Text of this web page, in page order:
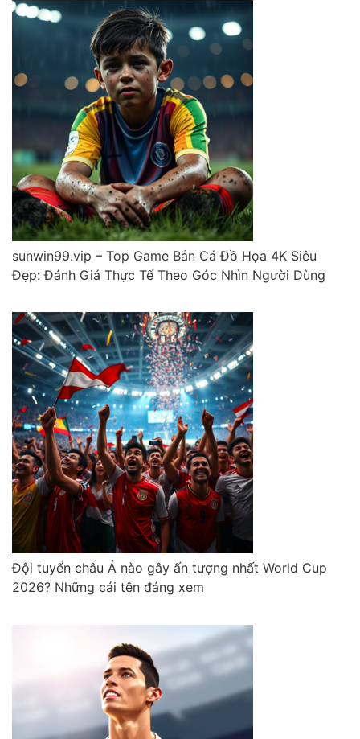
sunwin99.vip – Top Game Bắn Cá Đồ Họa 4K Siêu
Đẹp: Đánh Giá Thực Tế Theo Góc Nhìn Người Dùng
Đội tuyển châu Á nào gây ấn tượng nhất World Cup
2026? Những cái tên đáng xem